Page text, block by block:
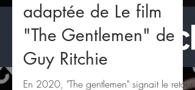
Ba de la série Netflix
adaptée de Le film
"The Gentlemen" de